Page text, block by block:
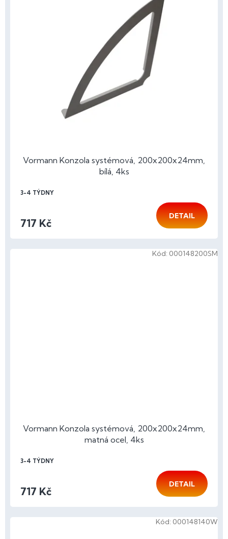
Vormann Konzola systémová, 200x200x24mm,
bílá, 4ks
3-4 TÝDNY
717 Kč
DETAIL
Vormann Konzola systémová, 200x200x24mm,
matná ocel, 4ks
3-4 TÝDNY
717 Kč
DETAIL
Kód: 000148200SM
Kód: 000148140W